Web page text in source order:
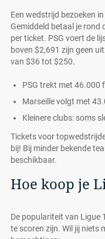
Een wedstrijd bezoeken
Gemiddeld betaal je rond
per ticket. PSG voert de
boven $2,691 zijn geen
van $36 tot $250.
PSG trekt met 46.000
Marseille volgt met
Kleinere clubs: soms
Tickets voor
bij! Bij minder bekende
beschikbaar.
Hoe koop je
De populariteit van Ligue
te scoren zijn. Wil jij niets